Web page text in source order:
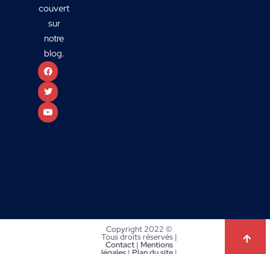
couvert
sur
notre
blog.
Copyright 2022 ©
Tous droits réservés |
Contact| Mentions